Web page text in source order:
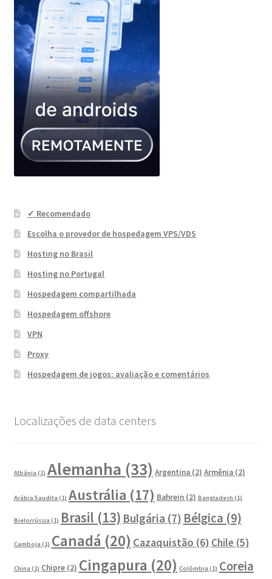
✓ Recomendado
Escolha o provedor de hospedagem VPS/VDS
Hosting no Brasil
Hosting no Portugal
Hospedagem compartilhada
Hospedagem offshore
VPN
Proxy
Hospedagem de jogos: avaliação e comentários
Localizações de data centers
Albânia (1) Alemanha (33) Argentina(2) Armênia(2)
Arábia Saudita (1) Austrália (17) Bahrein(2) Bangladesh (1)
Bielorrússia (1) Brasil (13) Bulgária (7) Bélgica (9)
Camboja (1) Canadá (20) Cazaquistão (6) Chile (5)
China (1) Chipre(2) Cingapura (20) Colômbia (1) Coreia